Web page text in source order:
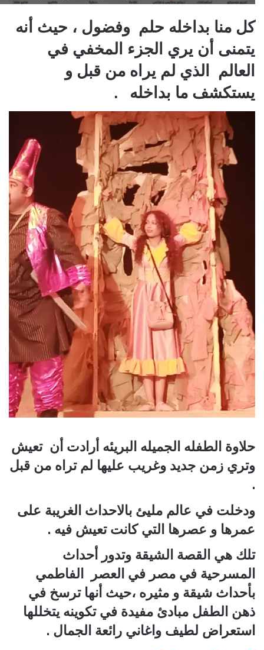
كل منا بداخله حلم وفضول ، حيث أنه
يتمنى أن يري الجزء المخفي في
العالم الذي لم يراه من قبل و
يستكشف ما بداخله .
حلاوة الطفله الجميله البريئه أرادت أن تعيش
وتري زمن جديد وغريب عليها لم تراه من قبل
.
ودخلت في عالم مليئ بالاحداث الغريبة على
عمرها و عصرها التي كانت تعيش فيه .
تلك هي القصة الشيقة وتدور أحداث
المسرحية في مصر في العصر الفاطمي
بأحداث شيقة و مثيره ،حيث أنها ترسخ في
ذهن الطفل مبادئ مفيدة في تكوينه يتخللها
استعراض لطيف واغاني رائعة الجمال .